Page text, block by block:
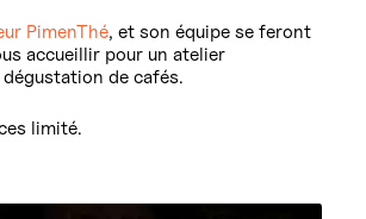
PimenThé, et son équipe se feront
accueillir pour un atelier
de cafés.
limité.